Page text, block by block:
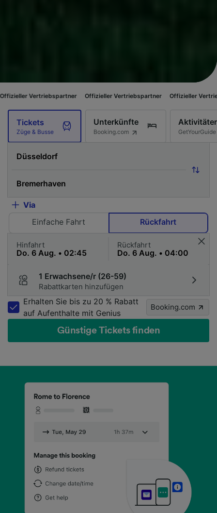
Offizieller Vertriebspartner Offizieller Vertriebspartner
Tickets
Züge & Busse
Unterkünfte
Booking.com GetYourGuide
Via
Einfache Fahrt
Rückfahrt
Hinfahrt Rückfahrt
1 Erwachsene/r (26-59)
Rabattkarten hinzufügen
Erhalten Sie bis zu 20 % Rabatt
auf Aufenthalte mit Genius
Booking.com
Günstige Tickets finden